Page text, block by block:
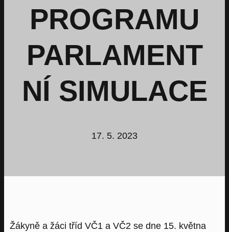
PROGRAMU
PARLAMENT
NÍ SIMULACE
17. 5. 2023
Žákyně a žáci tříd VČ1 a VČ2 se dne 15. května